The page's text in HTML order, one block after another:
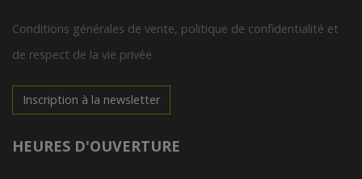
Conditions générales de vente, politique de confidentialité et
de respect de la vie privée
Inscription à la newsletter
HEURES D'OUVERTURE